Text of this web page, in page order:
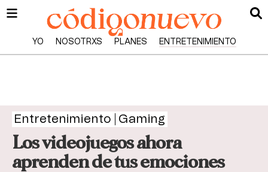
YO NOSOTRXS PLANES ENTRETENIMIENTO
Entretenimiento Gaming
Los videojuegos ahora
aprenden de tus emociones